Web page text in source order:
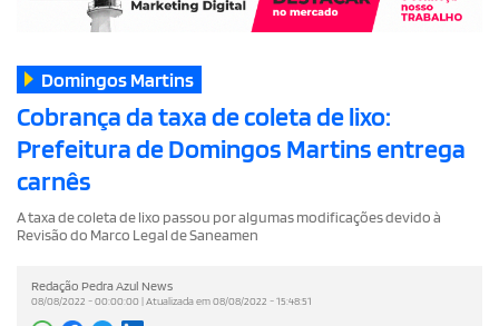
Domingos Martins
Cobrança da taxa de coleta de lixo:
Prefeitura de Domingos Martins entrega
carnês
A taxa de coleta de lixo passou por algumas modificações devido à
Revisão do Marco Legal de Saneamen
Redação Pedra Azul News
08/08/2022 - 00:00:00 | Atualizada em 08/08/2022 - 15:48:51